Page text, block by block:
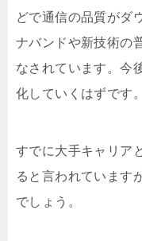
どで通信の品質がダ
ナバンドや新技術の
なされています。今
化していくはずです。
すでに大手キャリア
ると言われています
でしょう。